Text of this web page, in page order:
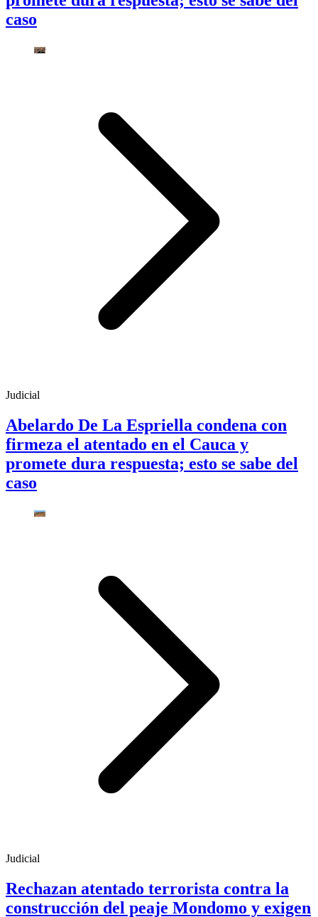
caso
Judicial
Abelardo De La Espriella condena con
firmeza el atentado en el Cauca y
promete dura respuesta; esto se sabe del
caso
Judicial
Rechazan atentado terrorista contra la
construcción del peaje Mondomo y exigen